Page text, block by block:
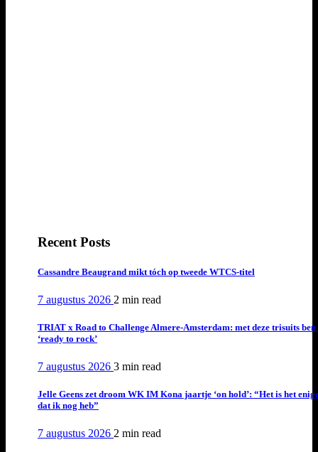
Recent Posts
Cassandre Beaugrand mikt tóch op tweede WTCS-titel
7 augustus 2026 2 min read
TRIAT x Road to Challenge Almere-Amsterdam: met deze trisuits ben
‘ready to rock’
7 augustus 2026 3 min read
Jelle Geens zet droom WK IM Kona jaartje ‘on hold’: “Het is het
dat ik nog heb”
7 augustus 2026 2 min read